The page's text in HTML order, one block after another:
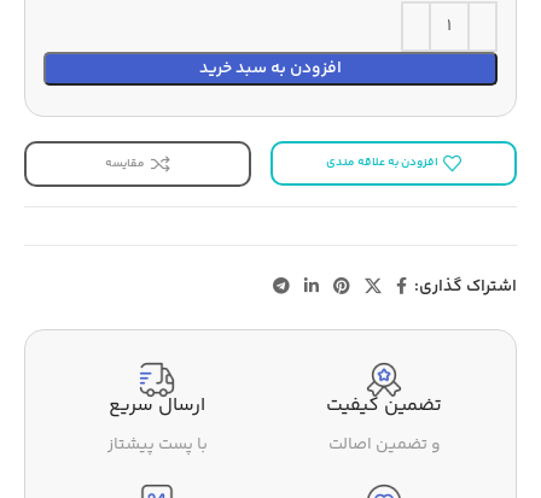
افزودن به سبد خرید
افزودن به علاقه مندی مقایسه
اشتراک گذاری:
تضمین کیفیت
و تضمین اصالت
ارسال سریع
با پست پیشتاز